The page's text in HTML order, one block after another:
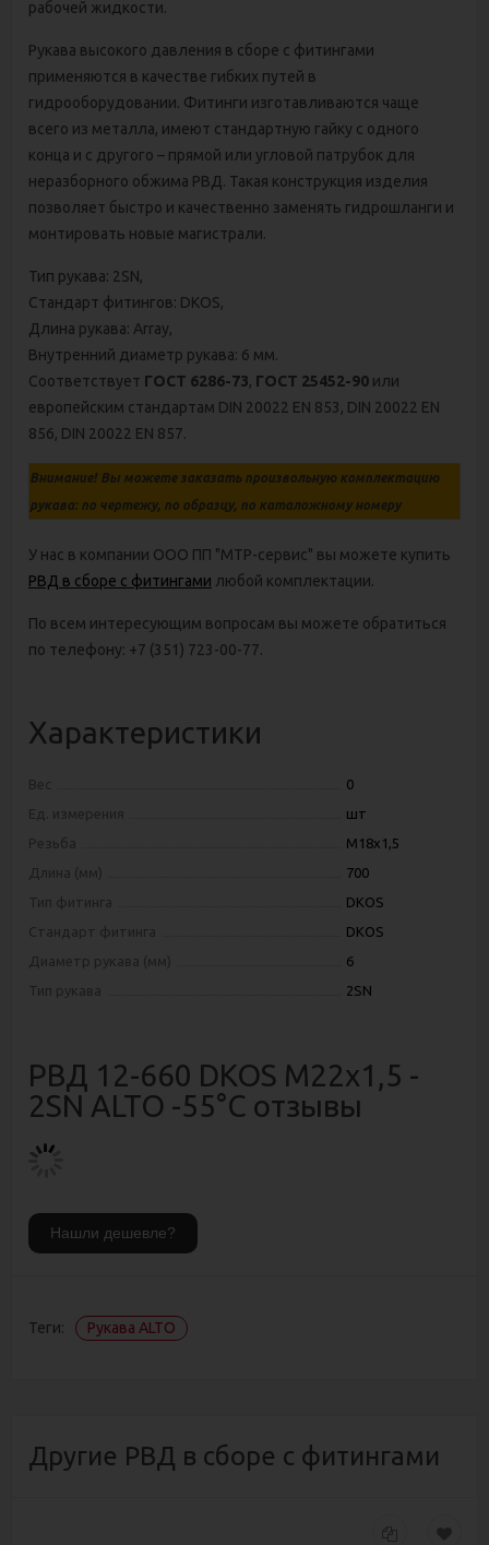
рабочей жидкости.
Рукава высокого давления в сборе с фитингами
применяются в качестве гибких путей в
гидрооборудовании. Фитинги изготавливаются чаще
всего из металла, имеют стандартную гайку с одного
конца и с другого – прямой или угловой патрубок для
неразборного обжима РВД. Такая конструкция изделия
позволяет быстро и качественно заменять гидрошланги и
монтировать новые магистрали.
Тип рукава: 2SN,
Стандарт фитингов: DKOS,
Длина рукава: Array,
Внутренний диаметр рукава: 6 мм.
Соответствует ГОСТ 6286-73, ГОСТ 25452-90 или
европейским стандартам DIN 20022 ЕN 853, DIN 20022 ЕN
856, DIN 20022 ЕN 857.
Внимание! Вы можете заказать произвольную комплектацию
рукава: по чертежу, по образцу, по каталожному номеру
У нас в компании ООО ПП "МТР-сервис" вы можете купить
РВД в сборе с фитингами любой комплектации.
По всем интересующим вопросам вы можете обратиться
по телефону: +7 (351) 723-00-77.
Характеристики
Вес
0
Ед. измерения
шт
Резьба
М18х1,5
Длина (мм)
700
Тип фитинга
DKOS
Стандарт фитинга
DKOS
Диаметр рукава (мм)
6
Тип рукава
2SN
РВД 12-660 DKOS М22х1,5 -
2SN ALTO -55°C отзывы
Теги: Рукава ALTO
Другие РВД в сборе с фитингами